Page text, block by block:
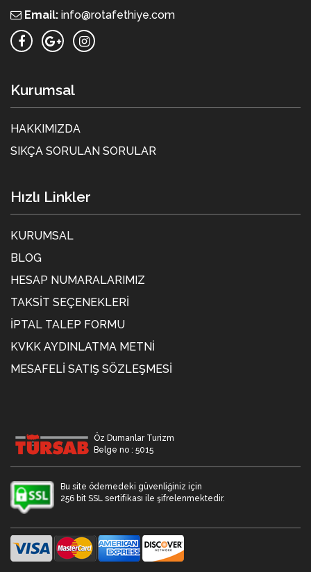
Email: info@rotafethiye.com
Kurumsal
HAKKIMIZDA
SIKÇA SORULAN SORULAR
Hızlı Linkler
KURUMSAL
BLOG
HESAP NUMARALARIMIZ
TAKSIT SEÇENEKLERI
İPTAL TALEP FORMU
KVKK AYDINLATMA METNİ
MESAFELI SATIŞ SÖZLEŞMESI
Öz Dumanlar Turizm
Belge no : 5015
Bu site ödemedeki güvenliğiniz için
256 bit SSL sertifikası ile şifrelenmektedir.